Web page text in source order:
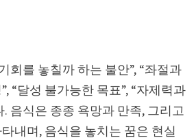
회를 놓칠까 하는 불안”, “좌절과
“달성 불가능한 목표”, “자제력과
음식은 종종 욕망과 만족, 그리고
내며, 음식을 놓치는 꿈은 현실